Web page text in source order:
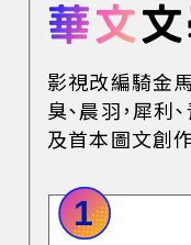
華文
影視改編騎金
臭、晨羽，犀利
及首本圖文創作
1